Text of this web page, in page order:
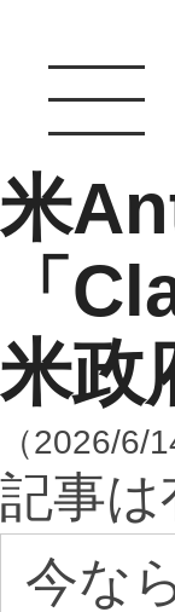
米
「
米政
（2026/6/
記事
今な